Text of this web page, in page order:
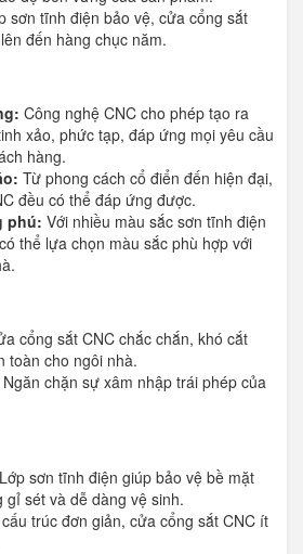
sơn tĩnh điện bảo vệ, cửa cổng sắt
đến hàng chục năm.
Công nghệ CNC cho phép tạo ra
xảo, phức tạp, đáp ứng mọi yêu cầu
hàng.
Từ phong cách cổ điển đến hiện đại,
đều có thể đáp ứng được.
phú: Với nhiều màu sắc sơn tĩnh điện
thể lựa chọn màu sắc phù hợp với
cổng sắt CNC chắc chắn, khó cắt
toàn cho ngôi nhà.
Ngăn chặn sự xâm nhập trái phép của
Lớp sơn tĩnh điện giúp bảo vệ bề mặt
gỉ sét và dễ dàng vệ sinh.
trúc đơn giản, cửa cổng sắt CNC ít